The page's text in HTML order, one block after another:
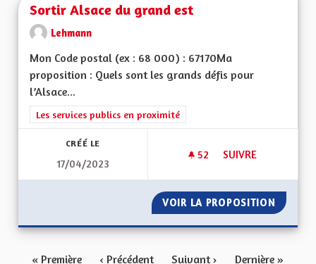
Sortir Alsace du grand est
Lehmann
Mon Code postal (ex : 68 000) : 67170Ma
proposition : Quels sont les grands défis pour
l’Alsace...
Filtrer les résultats de la catégorie : Les services publics en
Les services publics en proximité
CRÉÉ LE
17/04/2023
52 52 ABONNÉS
SUIVRE
VOIR LA PROPOSITION
« Première ‹ Précédent Suivant › Dernière »